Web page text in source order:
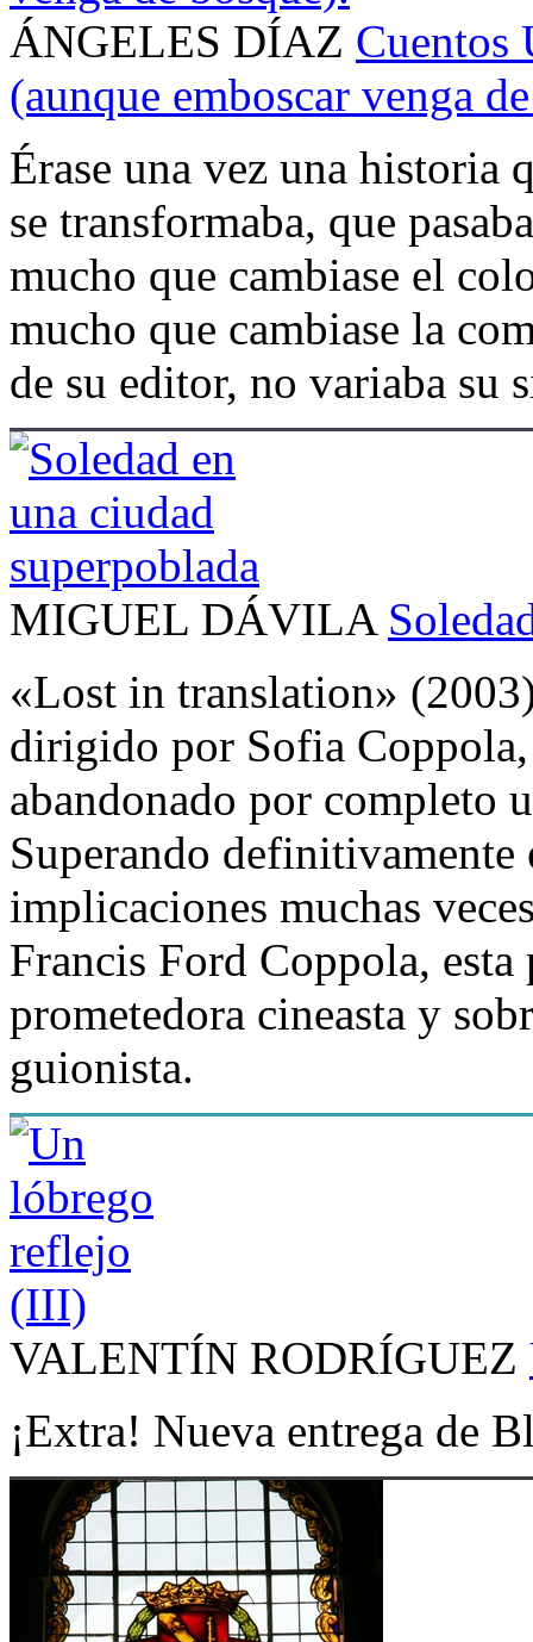
ÁNGELES DÍAZ Cuentos
(aunque emboscar venga
Érase una vez una historia
se transformaba, que
mucho que cambiase el
mucho que cambiase la
de su editor, no variaba su
MIGUEL DÁVILA
«Lost in translation»
dirigido por Sofia Coppola,
abandonado por completo
Superando
implicaciones muchas
Francis Ford Coppola,
prometedora cineasta y
guionista.
VALENTÍN RODRÍGUEZ
¡Extra! Nueva entrega de